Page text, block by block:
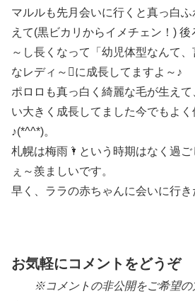
マルルも先月会いに行くと真っ白
えて(黒ビカリからイメチェン！)
～し長くなって「幼児体型なんて
なレディ～󾭠に成長してますよ～♪
ポロロも真っ白く綺麗な毛が生え
い大きく成長してました今でもよく
♪(*^^*)。
札幌は梅雨🌂という時期はなく過
ぇ～羨ましいです。
早く、ララの赤ちゃんに会いに行き
お気軽にコメントをどうぞ
※コメントの非公開をご希望の